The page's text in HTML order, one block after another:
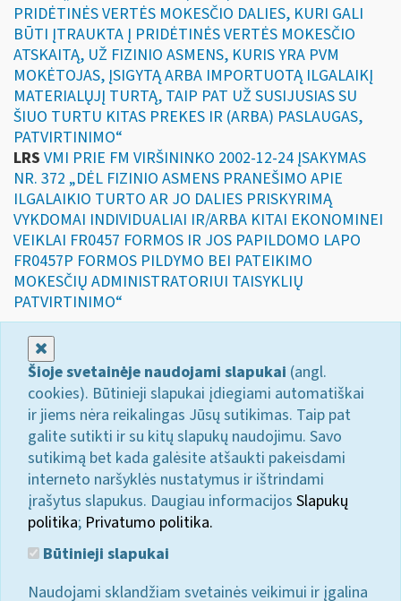
PRIDĖTINĖS VERTĖS MOKESČIO DALIES, KURI GALI
BŪTI ĮTRAUKTA Į PRIDĖTINĖS VERTĖS MOKESČIO
ATSKAITĄ, UŽ FIZINIO ASMENS, KURIS YRA PVM
MOKĖTOJAS, ĮSIGYTĄ ARBA IMPORTUOTĄ ILGALAIKĮ
MATERIALŲJĮ TURTĄ, TAIP PAT UŽ SUSIJUSIAS SU
ŠIUO TURTU KITAS PREKES IR (ARBA) PASLAUGAS,
PATVIRTINIMO“
LRS VMI PRIE FM VIRŠININKO 2002-12-24 ĮSAKYMAS
NR. 372 „DĖL FIZINIO ASMENS PRANEŠIMO APIE
ILGALAIKIO TURTO AR JO DALIES PRISKYRIMĄ
VYKDOMAI INDIVIDUALIAI IR/ARBA KITAI EKONOMINEI
VEIKLAI FR0457 FORMOS IR JOS PAPILDOMO LAPO
FR0457P FORMOS PILDYMO BEI PATEIKIMO
MOKESČIŲ ADMINISTRATORIUI TAISYKLIŲ
PATVIRTINIMO“
Šioje svetainėje naudojami slapukai (angl.
cookies). Būtinieji slapukai įdiegiami automatiškai
ir jiems nėra reikalingas Jūsų sutikimas. Taip pat
galite sutikti ir su kitų slapukų naudojimu. Savo
sutikimą bet kada galėsite atšaukti pakeisdami
interneto naršyklės nustatymus ir ištrindami
įrašytus slapukus. Daugiau informacijos Slapukų
politika; Privatumo politika.
Būtinieji slapukai
Naudojami sklandžiam svetainės veikimui ir įgalina